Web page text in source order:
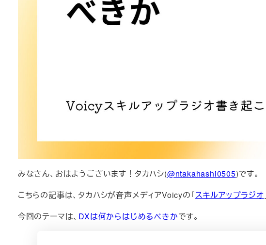
みなさん、おはようございます！タカハシ(@ntakahashi0505)です。
こちらの記事は、タカハシが音声メディアVoicyの「スキルアップラジオ
今回のテーマは、 DXは何からはじめるべきかです。